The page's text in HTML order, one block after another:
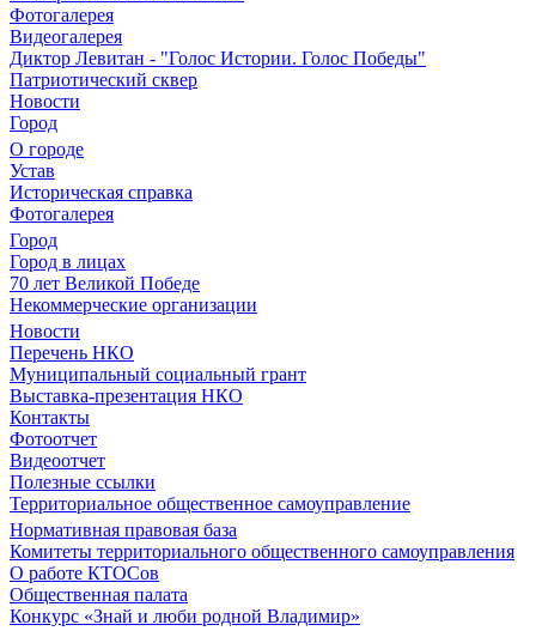
Фотогалерея
Видеогалерея
Диктор Левитан - "Голос Истории. Голос Победы"
Патриотический сквер
Новости
Город
О городе
Устав
Историческая справка
Фотогалерея
Город
Город в лицах
70 лет Великой Победе
Некоммерческие организации
Новости
Перечень НКО
Муниципальный социальный грант
Выставка-презентация НКО
Контакты
Фотоотчет
Видеоотчет
Полезные ссылки
Территориальное общественное самоуправление
Нормативная правовая база
Комитеты территориального общественного самоуправления
О работе КТОСов
Общественная палата
Конкурс «Знай и люби родной Владимир»